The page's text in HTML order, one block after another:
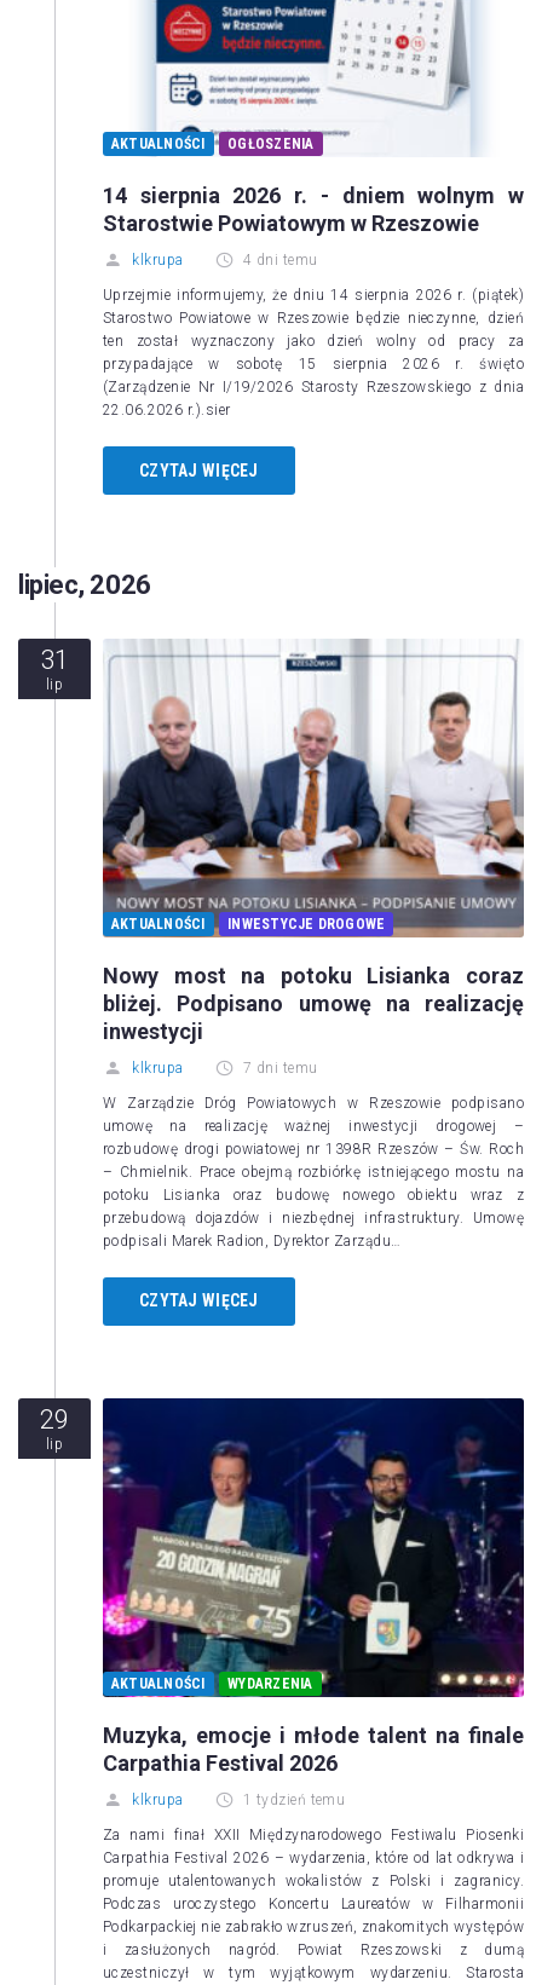
AKTUALNOŚCI OGŁOSZENIA
14 sierpnia 2026 r. - dniem wolnym w
Starostwie Powiatowym w Rzeszowie
klkrupa 4 dni temu
Uprzejmie informujemy, że dniu 14 sierpnia 2026 r. (piątek)
Starostwo Powiatowe w Rzeszowie będzie nieczynne, dzień
ten został wyznaczony jako dzień wolny od pracy za
przypadające w sobotę 15 sierpnia 2026 r. święto
(Zarządzenie Nr I/19/2026 Starosty Rzeszowskiego z dnia
22.06.2026 r.).sier
CZYTAJ WIĘCEJ
lipiec, 2026
31
lip
AKTUALNOŚCI INWESTYCJE DROGOWE
Nowy most na potoku Lisianka coraz
bliżej. Podpisano umowę na realizację
inwestycji
klkrupa 7 dni temu
W Zarządzie Dróg Powiatowych w Rzeszowie podpisano
umowę na realizację ważnej inwestycji drogowej –
rozbudowę drogi powiatowej nr 1398R Rzeszów – Św. Roch
– Chmielnik. Prace obejmą rozbiórkę istniejącego mostu na
potoku Lisianka oraz budowę nowego obiektu wraz z
przebudową dojazdów i niezbędnej infrastruktury. Umowę
podpisali Marek Radion, Dyrektor Zarządu…
CZYTAJ WIĘCEJ
29
lip
AKTUALNOŚCI WYDARZENIA
Muzyka, emocje i młode talent na finale
Carpathia Festival 2026
klkrupa 1 tydzień temu
Za nami finał XXII Międzynarodowego Festiwalu Piosenki
Carpathia Festival 2026 – wydarzenia, które od lat odkrywa i
promuje utalentowanych wokalistów z Polski i zagranicy.
Podczas uroczystego Koncertu Laureatów w Filharmonii
Podkarpackiej nie zabrakło wzruszeń, znakomitych występów
i zasłużonych nagród. Powiat Rzeszowski z dumą
uczestniczył w tym wyjątkowym wydarzeniu. Starosta